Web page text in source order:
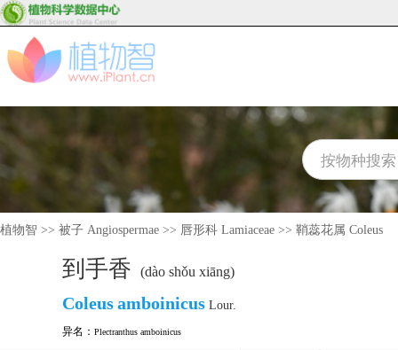
植物智 >> 被子 Angiospermae >> 唇形科 Lamiaceae >> 鞘蕊花属 Coleus
到手香 (dào shǒu xiāng)
Coleusamboinicus Lour.
异名： Plectranthus amboinicus